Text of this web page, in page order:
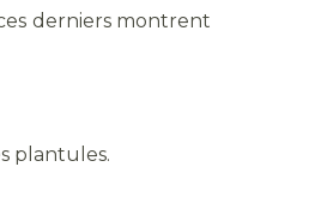
derniers montrent
plantules.